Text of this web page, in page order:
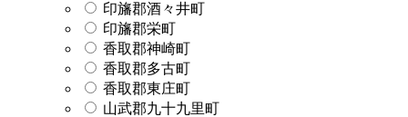
印旛郡酒々井町
印旛郡栄町
香取郡神崎町
香取郡多古町
香取郡東庄町
山武郡九十九里町